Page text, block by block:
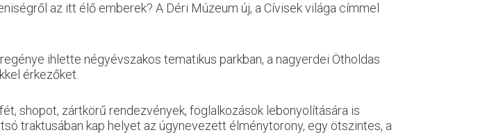
az itt élő emberek? A Déri Múzeum új, a Cívisek világa címmel
ihlette négyévszakos tematikus parkban, a nagyerdei Ötholdas
érkezőket.
shopot, zártkörű rendezvények, foglalkozások lebonyolítására is
traktusában kap helyet az úgynevezett élménytorony, egy ötszintes, a